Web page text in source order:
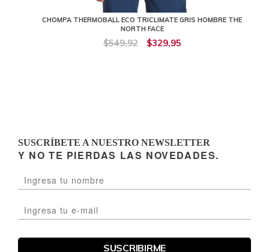
CHOMPA THERMOBALL ECO TRICLIMATE GRIS HOMBRE THE
NORTH FACE
$549,92 $329,95
SUSCRÍBETE A NUESTRO NEWSLETTER
Y NO TE PIERDAS LAS NOVEDADES.